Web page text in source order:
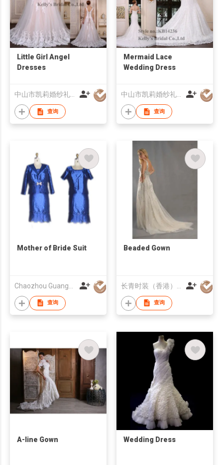
Little Girl Angel
Dresses
中山市凯莉婚纱礼服有限公司
查询
Mermaid Lace
Wedding Dress
中山市凯莉婚纱礼服有限公司
查询
Mother of Bride Suit
查询
Beaded Gown
查询
A-line Gown Wedding Dress